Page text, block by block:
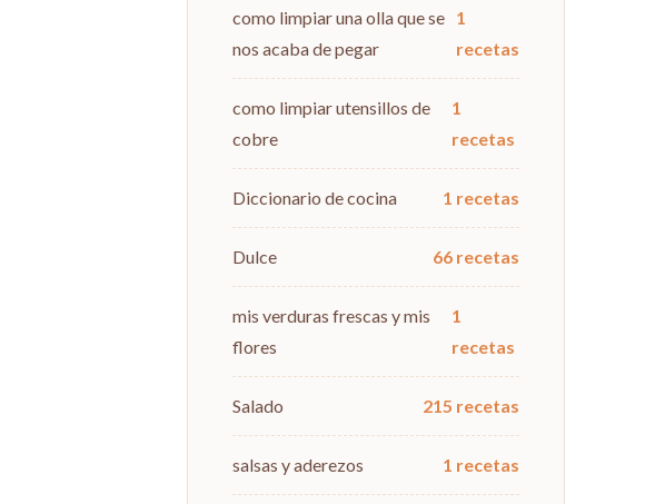
como limpiar una olla que se
nos acaba de pegar
1
recetas
como limpiar utensillos de
cobre
1
recetas
Diccionario de cocina 1 recetas
Dulce 66 recetas
mis verduras frescas y mis
flores
1
recetas
Salado 215 recetas
salsas y aderezos 1 recetas